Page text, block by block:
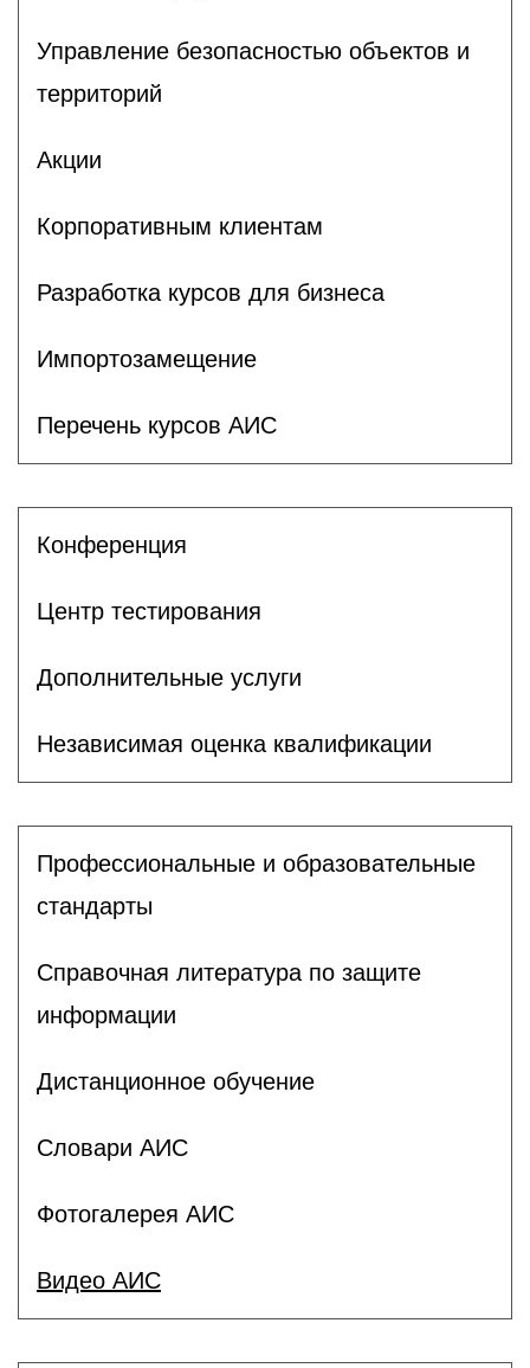
Управление безопасностью объектов и
территорий
Акции
Корпоративным клиентам
Разработка курсов для бизнеса
Импортозамещение
Перечень курсов АИС
Конференция
Центр тестирования
Дополнительные услуги
Независимая оценка квалификации
Профессиональные и образовательные
стандарты
Справочная литература по защите
информации
Дистанционное обучение
Словари АИС
Фотогалерея АИС
Видео АИС